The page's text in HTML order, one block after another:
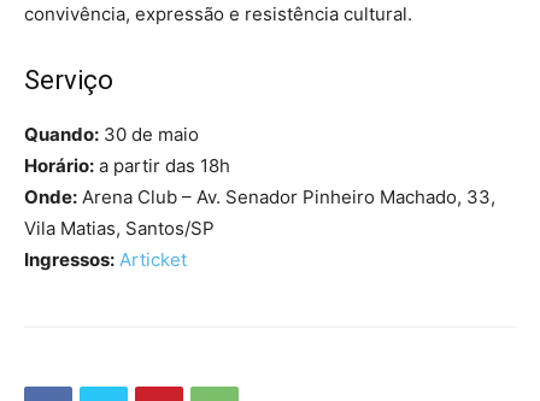
convivência, expressão e resistência cultural.
Serviço
Quando: 30 de maio
Horário: a partir das 18h
Onde: Arena Club – Av. Senador Pinheiro Machado, 33,
Vila Matias, Santos/SP
Ingressos: Articket